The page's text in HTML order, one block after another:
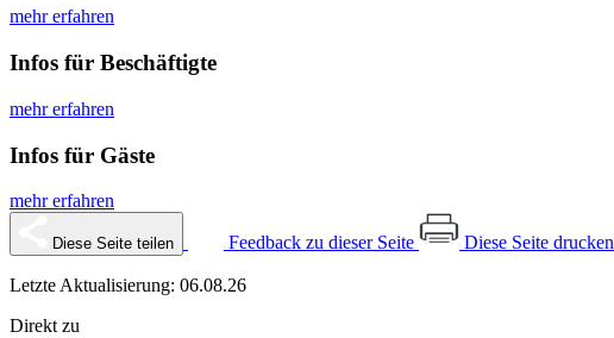
mehr erfahren
Infos für Beschäftigte
mehr erfahren
Infos für Gäste
mehr erfahren
Diese Seite teilen Feedback zu dieser Seite Diese Seite drucken
Letzte Aktualisierung: 06.08.26
Direkt zu